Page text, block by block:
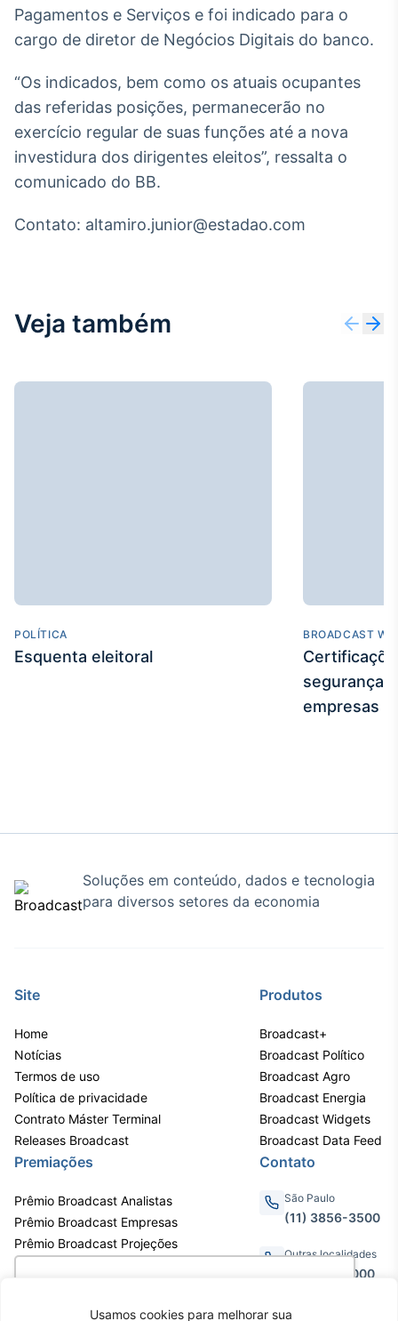
Usamos cookies para melhorar sua
Broadcast
Fundos
plataforma para
analisar fundos
de investimento
no Brasil
IA
Pagamentos e Serviços e foi indicado para o
cargo de diretor de Negócios Digitais do banco.
“Os indicados, bem como os atuais ocupantes
das referidas posições, permanecerão no
exercício regular de suas funções até a nova
investidura dos dirigentes eleitos”, ressalta o
comunicado do BB.
Contato: altamiro.junior@estadao.com
Veja também
POLÍTICA
Esquenta eleitoral
BROADCAST
segurança
empresas
Soluções em conteúdo, dados e tecnologia
para diversos setores da economia
Site
Home
Notícias
Termos de uso
Política de privacidade
Contrato Máster Terminal
Releases Broadcast
Produtos
Broadcast+
Broadcast Político
Broadcast Agro
Broadcast Energia
Broadcast Widgets
Broadcast Data Feed
Premiações
Prêmio Broadcast Analistas
Prêmio Broadcast Empresas
Prêmio Broadcast Projeções
Contato
São Paulo
(11) 3856-3500
Outras localidades
0800.011.3000